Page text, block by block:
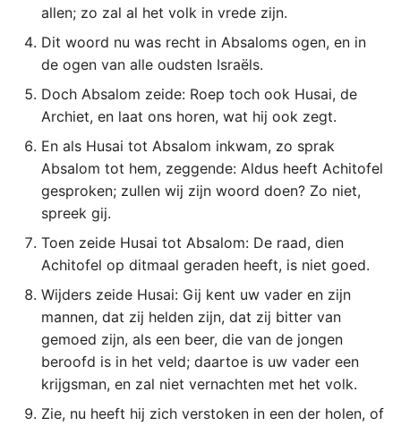
2 Korinthe
Galaten
Filipenzen
Kolossenzen
1 Thessalonicenzen
1 Timótheüs
2 Timótheüs
Titus
allen; zo zal al het volk in vrede zijn.
Dit woord nu was recht in Absaloms ogen, en in
de ogen van alle oudsten Israëls.
Doch Absalom zeide: Roep toch ook Husai, de
Archiet, en laat ons horen, wat hij ook zegt.
En als Husai tot Absalom inkwam, zo sprak
Absalom tot hem, zeggende: Aldus heeft Achitofel
gesproken; zullen wij zijn woord doen? Zo niet,
spreek gij.
Toen zeide Husai tot Absalom: De raad, dien
Achitofel op ditmaal geraden heeft, is niet goed.
Wijders zeide Husai: Gij kent uw vader en zijn
mannen, dat zij helden zijn, dat zij bitter van
gemoed zijn, als een beer, die van de jongen
beroofd is in het veld; daartoe is uw vader een
krijgsman, en zal niet vernachten met het volk.
Zie, nu heeft hij zich verstoken in een der holen, of